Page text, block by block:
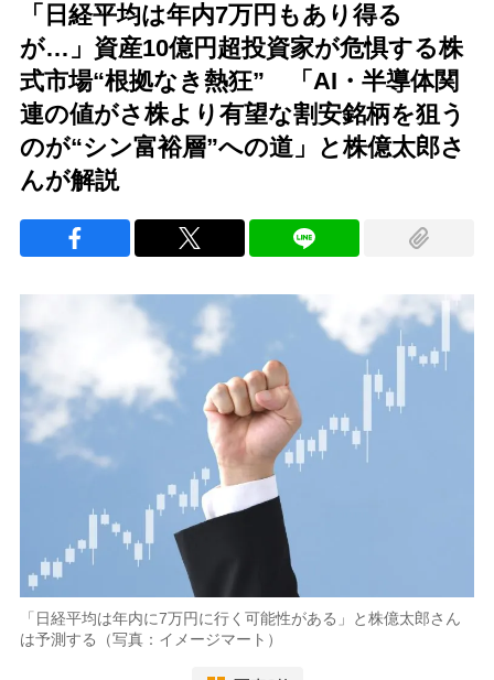
「日経平均は年内7万円もあり得る
が…」資産10億円超投資家が危惧する株
式市場“根拠なき熱狂” 「AI・半導体関
連の値がさ株より有望な割安銘柄を狙う
のが“シン富裕層”への道」と株億太郎さ
んが解説
「日経平均は年内に7万円に行く可能性がある」と株億太郎さん
は予測する（写真：イメージマート）